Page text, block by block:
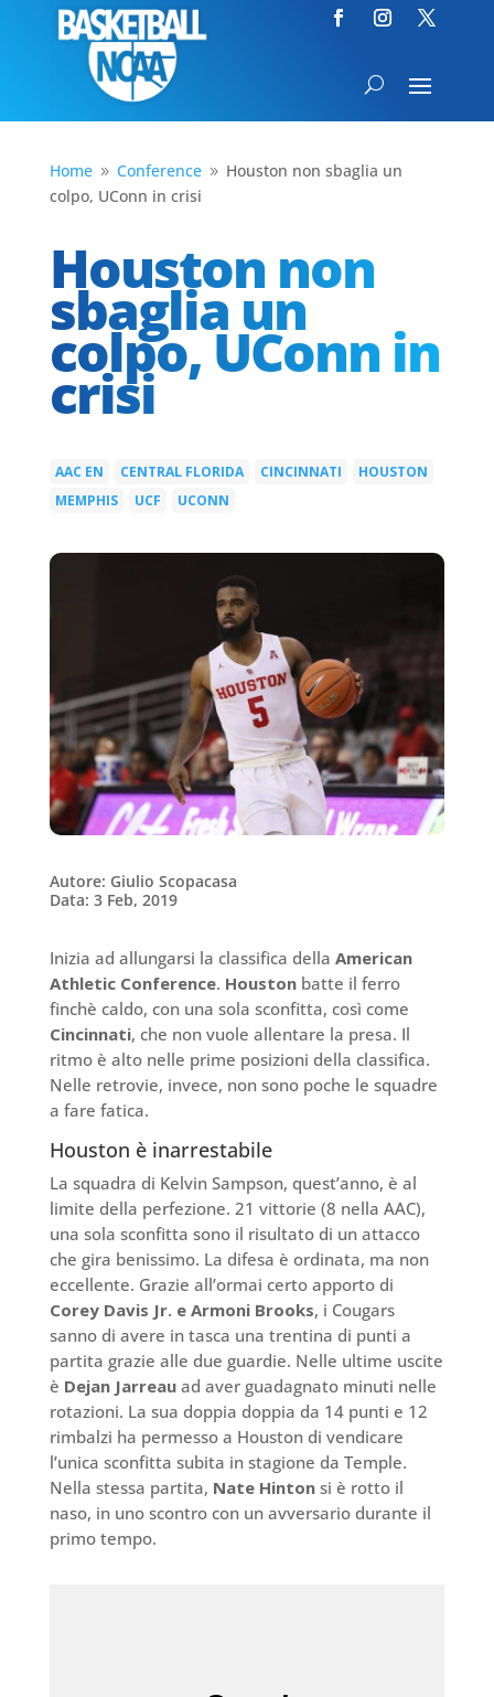
Home 9 Conference 9 Houston non sbaglia un
colpo, UConn in crisi
Houston non
sbaglia un
colpo, UConn in
crisi
AAC EN CENTRAL FLORIDA CINCINNATI HOUSTON
MEMPHIS UCF UCONN
Autore: Giulio Scopacasa
Data: 3 Feb, 2019
Inizia ad allungarsi la classifica della American
Athletic Conference. Houstonbatte il ferro
finchè caldo, con una sola sconfitta, così come
Cincinnati, che non vuole allentare la presa. Il
ritmo è alto nelle prime posizioni della classifica.
Nelle retrovie, invece, non sono poche le squadre
a fare fatica.
Houston è inarrestabile
La squadra di Kelvin Sampson, quest’anno, è al
limite della perfezione. 21 vittorie (8 nella AAC),
una sola sconfitta sono il risultato di un attacco
che gira benissimo. La difesa è ordinata, ma non
eccellente. Grazie all’ormai certo apporto di
Corey Davis Jr. e Armoni Brooks, i Cougars
sanno di avere in tasca una trentina di punti a
partita grazie alle due guardie. Nelle ultime uscite
è Dejan Jarreauad aver guadagnato minuti nelle
rotazioni. La sua doppia doppia da 14 punti e 12
rimbalzi ha permesso a Houston di vendicare
l’unica sconfitta subita in stagione da Temple.
Nella stessa partita, Nate Hintonsi è rotto il
naso, in uno scontro con un avversario durante il
primo tempo.